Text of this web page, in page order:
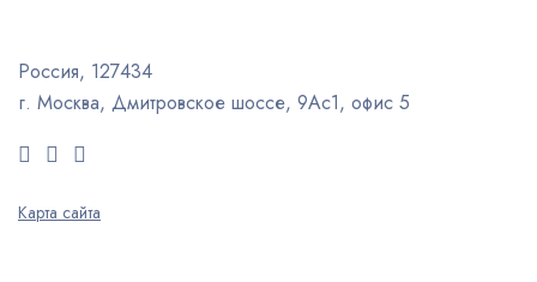
Россия, 127434
г. Москва, Дмитровское шоссе, 9Ас1, офис 5
Карта сайта